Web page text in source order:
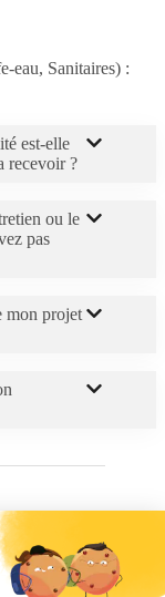
Sanitaires) :
est-elle
recevoir ?
ou le
pas
mon projet